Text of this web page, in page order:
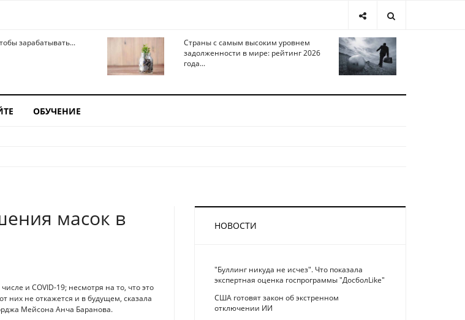
зарабатывать...
Страны с самым высоким уровнем
задолженности в мире: рейтинг 2026
года...
ОБУЧЕНИЕ
масок в
и COVID-19; несмотря на то, что это
них не откажется и в будущем, сказала
Мейсона Анча Баранова.
НОВОСТИ
"Буллинг никуда не исчез". Что показала
экспертная оценка госпрограммы "ДосболLike"
США готовят закон об экстренном
отключении ИИ